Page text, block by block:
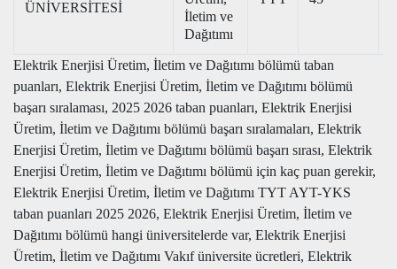
ÜNİVERSİTESİ
İletim ve
Dağıtımı
Elektrik Enerjisi Üretim, İletim ve Dağıtımı bölümü taban
puanları, Elektrik Enerjisi Üretim, İletim ve Dağıtımı bölümü
başarı sıralaması, 2025 2026 taban puanları, Elektrik Enerjisi
Üretim, İletim ve Dağıtımı bölümü başarı sıralamaları, Elektrik
Enerjisi Üretim, İletim ve Dağıtımı bölümü başarı sırası, Elektrik
Enerjisi Üretim, İletim ve Dağıtımı bölümü için kaç puan gerekir,
Elektrik Enerjisi Üretim, İletim ve Dağıtımı TYT AYT-YKS
taban puanları 2025 2026, Elektrik Enerjisi Üretim, İletim ve
Dağıtımı bölümü hangi üniversitelerde var, Elektrik Enerjisi
Üretim, İletim ve Dağıtımı Vakıf üniversite ücretleri, Elektrik